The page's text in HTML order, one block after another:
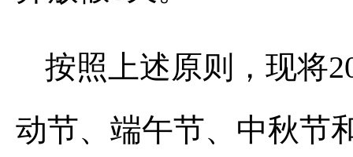
按照上述原则，现将
动节、端午节、中秋节